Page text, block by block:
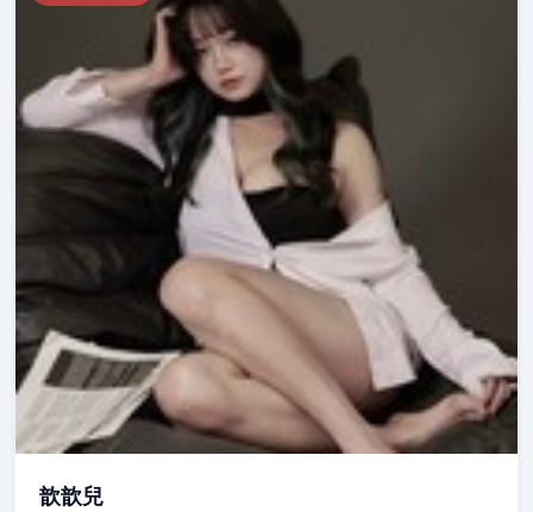
歆歆兒